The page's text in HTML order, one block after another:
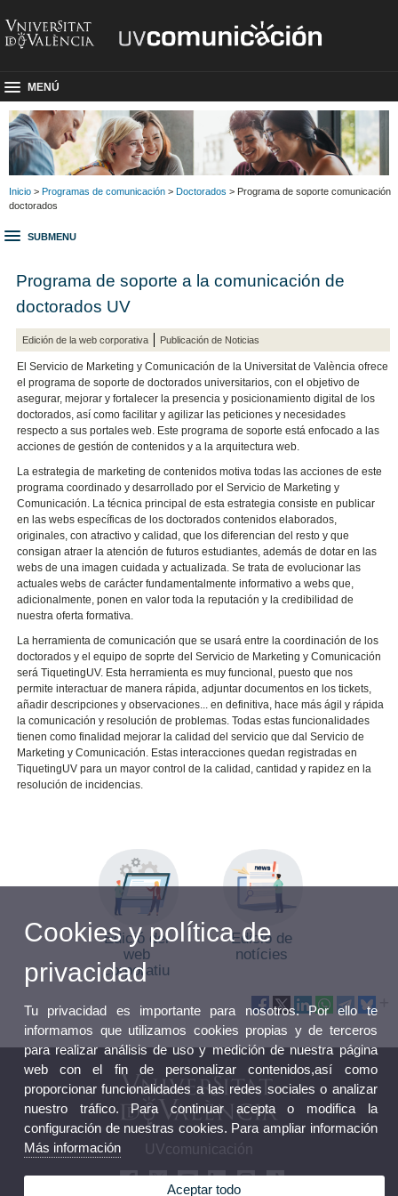
MENÚ
Inicio > Programas de comunicación > Doctorados > Programa de soporte comunicación
doctorados
SUBMENU
Programa de soporte a la comunicación de
doctorados UV
Edición de la web corporativa Publicación de Noticias
El Servicio de Marketing y Comunicación de la Universitat de València ofrece
el programa de soporte de doctorados universitarios, con el objetivo de
asegurar, mejorar y fortalecer la presencia y posicionamiento digital de los
doctorados, así como facilitar y agilizar las peticiones y necesidades
respecto a sus portales web. Este programa de soporte está enfocado a las
acciones de gestión de contenidos y a la arquitectura web.
La estrategia de marketing de contenidos motiva todas las acciones de este
programa coordinado y desarrollado por el Servicio de Marketing y
Comunicación. La técnica principal de esta estrategia consiste en publicar
en las webs específicas de los doctorados contenidos elaborados,
originales, con atractivo y calidad, que los diferencian del resto y que
consigan atraer la atención de futuros estudiantes, además de dotar en las
webs de una imagen cuidada y actualizada. Se trata de evolucionar las
actuales webs de carácter fundamentalmente informativo a webs que,
adicionalmente, ponen en valor toda la reputación y la credibilidad de
nuestra oferta formativa.
La herramienta de comunicación que se usará entre la coordinación de los
doctorados y el equipo de soprte del Servicio de Marketing y Comunicación
será TiquetingUV. Esta herramienta es muy funcional, puesto que nos
permite interactuar de manera rápida, adjuntar documentos en los tickets,
añadir descripciones y observaciones... en definitiva, hace más ágil y rápida
la comunicación y resolución de problemas. Todas estas funcionalidades
tienen como finalidad mejorar la calidad del servicio que dal Servicio de
Marketing y Comunicación. Estas interacciones quedan registradas en
TiquetingUV para un mayor control de la calidad, cantidad y rapidez en la
resolución de incidencias.
Edició del
web
corporatiu
Edició de
notícies
UVcomunicación
Cookies y política de
privacidad
Tu privacidad es importante para nosotros. Por ello te
informamos que utilizamos cookies propias y de terceros
para realizar análisis de uso y medición de nuestra página
web con el fin de personalizar contenidos,así como
proporcionar funcionalidades a las redes sociales o analizar
nuestro tráfico. Para continuar acepta o modifica la
configuración de nuestras cookies. Para ampliar información
Más información
Aceptar todo